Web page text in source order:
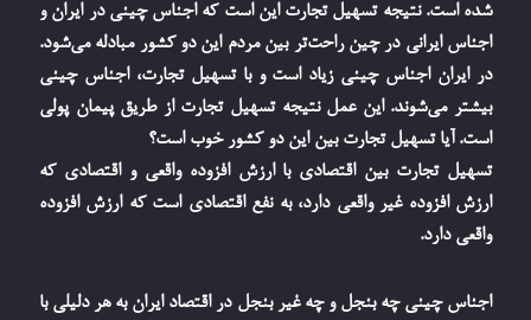
شده است. نتیجه تسهیل تجارت این است که اجناس چینی در ایران و
اجناس ایرانی در چین راحت‌تر بین مردم این دو کشور مبادله می‌شود.
در ایران اجناس چینی زیاد است و با تسهیل تجارت، اجناس چینی
بیشتر می‌شوند. این عمل نتیجه تسهیل تجارت از طریق پیمان پولی
است. آیا تسهیل تجارت بین این دو کشور خوب است؟
تسهیل تجارت بین اقتصادی با ارزش افزوده واقعی و اقتصادی که
ارزش افزوده غیر واقعی دارد، به نفع اقتصادی است که ارزش افزوده
واقعی دارد.
اجناس چینی چه بنجل و چه غیر بنجل در اقتصاد ایران به هر دلیلی با